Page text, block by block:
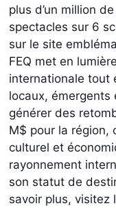
plus d’un million
spectacles sur 6
sur le site
FEQ met en
internationale tout
locaux, émergents
générer des
M$ pour la région,
culturel et
rayonnement
son statut de
savoir plus, visitez